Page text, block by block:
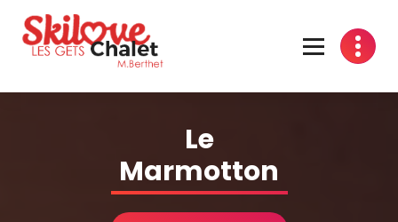
contenu
Le
Marmotton